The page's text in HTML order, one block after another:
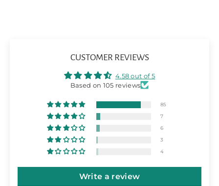
CUSTOMER REVIEWS
4.58 out of 5
Based on 105 reviews
85
7
6
3
4
Write a review